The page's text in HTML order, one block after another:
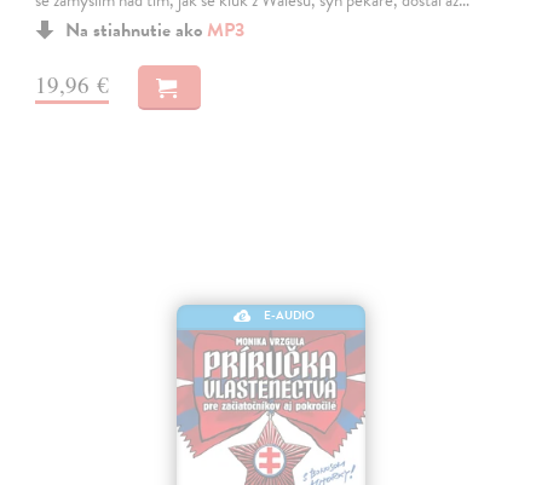
Na stiahnutie ako MP3
19,96 €
E-AUDIO